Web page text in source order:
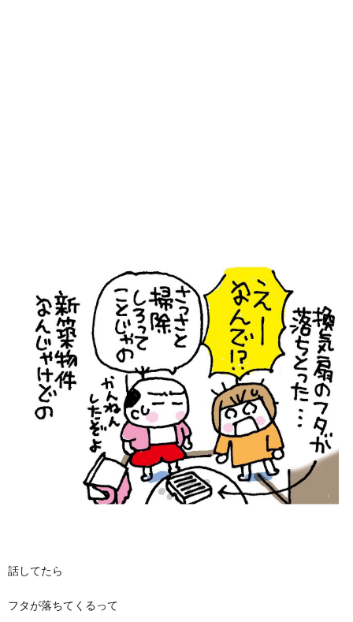
話してたら
フタが落ちてくるって